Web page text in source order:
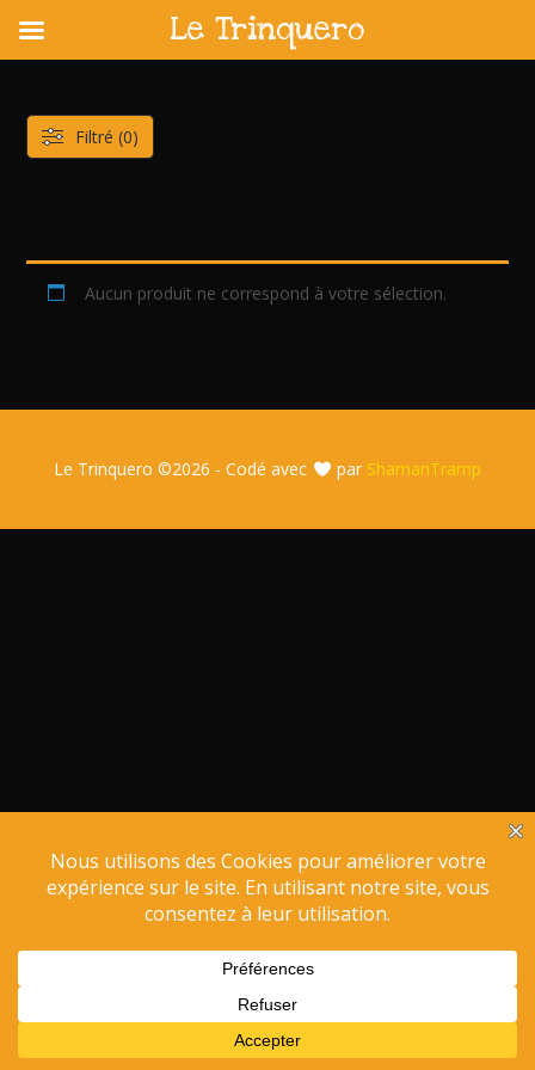
content
Aucun produit ne correspond à votre sélection.
Filtré (0)
Le Trinquero ©2026 - Codé avec par ShamanTramp
Le Trinquero